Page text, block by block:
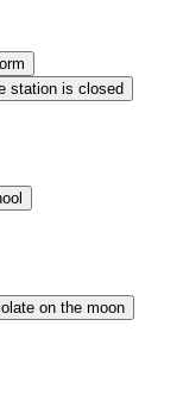
station is closed
on the moon